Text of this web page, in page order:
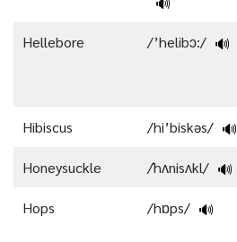
Hellebore /’helibɔ:/ 🔊
Hibiscus /hi’biskəs/ 🔊
Honeysuckle /ˈhʌnisʌkl/ 🔊
Hops /hɒps/ 🔊